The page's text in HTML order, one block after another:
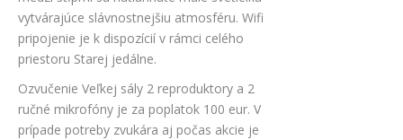
vytvárajúce slávnostnejšiu atmosféru. Wifi
pripojenie je k dispozícií v rámci celého
priestoru Starej jedálne.
Ozvučenie Veľkej sály 2 reproduktory a 2
ručné mikrofóny je za poplatok 100 eur. V
prípade potreby zvukára aj počas akcie je